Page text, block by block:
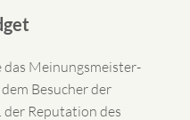
Meinungsmeister-
Besucher der
Reputation des